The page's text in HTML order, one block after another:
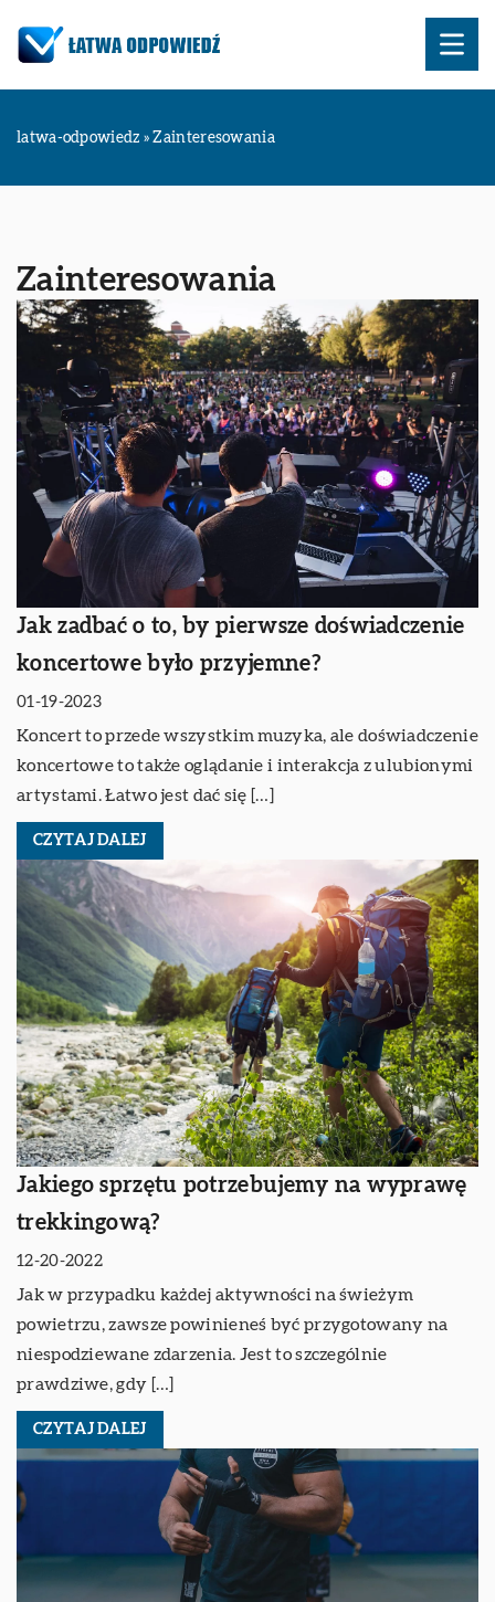
latwa-odpowiedz »Zainteresowania
Zainteresowania
Jak zadbać o to, by pierwsze doświadczenie
koncertowe było przyjemne?
01-19-2023
Koncert to przede wszystkim muzyka, ale doświadczenie
koncertowe to także oglądanie i interakcja z ulubionymi
artystami. Łatwo jest dać się […]
CZYTAJ DALEJ
Jakiego sprzętu potrzebujemy na wyprawę
trekkingową?
12-20-2022
Jak w przypadku każdej aktywności na świeżym
powietrzu, zawsze powinieneś być przygotowany na
niespodziewane zdarzenia. Jest to szczególnie
prawdziwe, gdy […]
CZYTAJ DALEJ